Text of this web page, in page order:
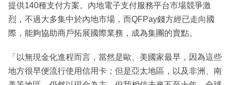
提供140種支付方案。內地電子支付服務平台市場競爭激
烈，不過大多集中於內地市場，而QFPay錢方經已走向國
際，能夠協助商戶拓展國際業務，成為集團的賣點。
「以無現金化進程而言，當然是歐、美國家最早，因為這些
地方很早便流行使用信用卡；但是亞太地區，以及非洲、南